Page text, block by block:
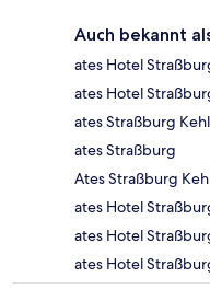
Auch bekannt
ates Hotel
ates Hotel
ates Straßburg Kehl
ates Straßburg
Ates Straßburg
ates Hotel
ates Hotel
ates Hotel